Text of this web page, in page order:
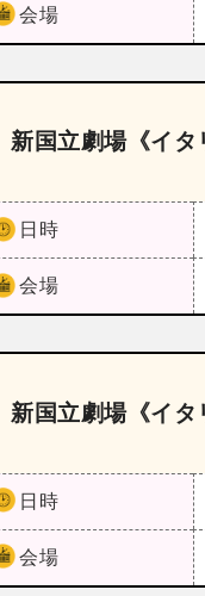
会場
新国立劇場《イタ
日時
会場
新国立劇場《イタ
日時
会場